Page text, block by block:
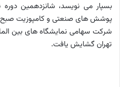
بسپار می نویسد، شانزدهمین دوره
پوشش های صنعتی و کامپوزیت صبح
شرکت سهامی نمایشگاه های بین
تهران گشایش یافت.